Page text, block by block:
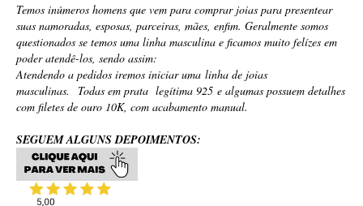
Temos inúmeros homens que vem para comprar joias para presentear
suas namoradas, esposas, parceiras, mães, enfim. Geralmente somos
questionados se temos uma linha masculina e ficamos muito felízes em
poder atendê-los, sendo assim:
Atendendo a pedidos iremos iniciar uma linha de joias
masculinas. Todas em prata legítima 925 e algumas possuem detalhes
com filetes de ouro 10K, com acabamento manual.
SEGUEM ALGUNS DEPOIMENTOS: